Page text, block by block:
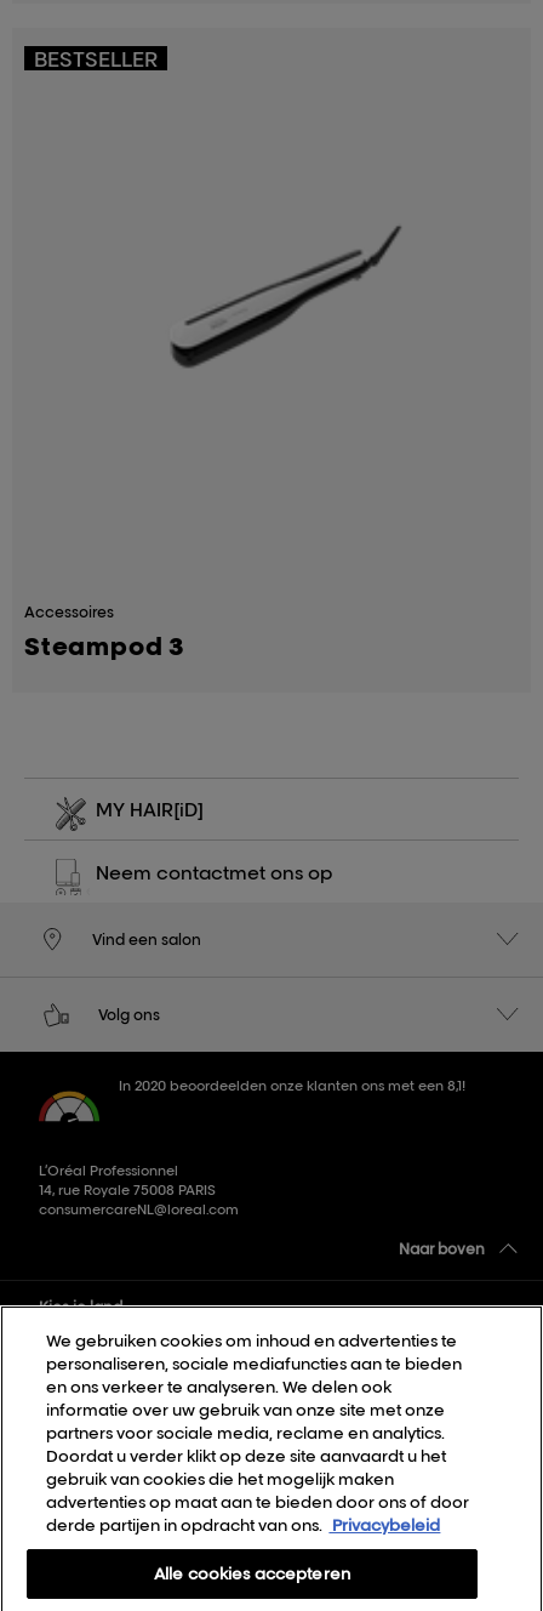
BESTSELLER
Accessoires
Steampod 3
MY HAIR[iD]
Neem contactmet ons op
Vind een salon
Volg ons
In 2020 beoordeelden onze klanten ons met een 8,1!
L’Oréal Professionnel
14, rue Royale 75008 PARIS
consumercareNL@loreal.com
Naar boven
Kies je land
Sitemap
Algemene voorwaarden
Privacybeleid
Cookie Settings
Over Ons
We gebruiken cookies om inhoud en advertenties te
personaliseren, sociale mediafuncties aan te bieden
en ons verkeer te analyseren. We delen ook
informatie over uw gebruik van onze site met onze
partners voor sociale media, reclame en analytics.
Doordat u verder klikt op deze site aanvaardt u het
gebruik van cookies die het mogelijk maken
advertenties op maat aan te bieden door ons of door
derde partijen in opdracht van ons.
Privacybeleid
Alle cookies accepteren